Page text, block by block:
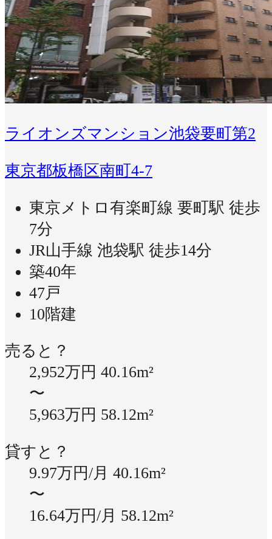
ライオンズマンション池袋要町第2
東京都板橋区南町4-7
東京メトロ有楽町線 要町駅 徒歩
7分
JR山手線 池袋駅 徒歩14分
築40年
47戸
10階建
売ると？
2,952万円 40.16m²
〜
5,963万円 58.12m²
貸すと？
9.97万円/月 40.16m²
〜
16.64万円/月 58.12m²